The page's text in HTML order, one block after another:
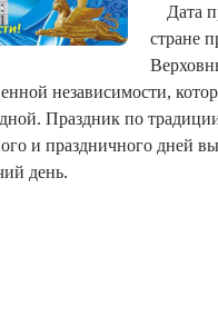
Дата
стране
независимости,
Праздник по
и праздничного дней
день.